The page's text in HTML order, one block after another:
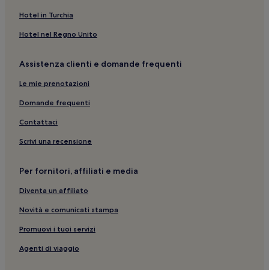
Sainte Maxime: hotel
Rians: hotel
Nizza: B&B
Nizza: Hotel economici
Nizza: hotel a 4 stelle
Nizza: Hotel sulla spiaggia
Nizza: hotel
Tarascon: Guest house
Saint-Michel-L'observatoire: hotel
Cabriès: hotel
Vitrolles: hotel a 3 stelle
Marsiglia: Ostelli
Hotel in Turchia
Hotel nel Regno Unito
Assistenza clienti e domande frequenti
Le mie prenotazioni
Domande frequenti
Contattaci
Scrivi una recensione
Per fornitori, affiliati e media
Diventa un affiliato
Novità e comunicati stampa
Promuovi i tuoi servizi
Agenti di viaggio